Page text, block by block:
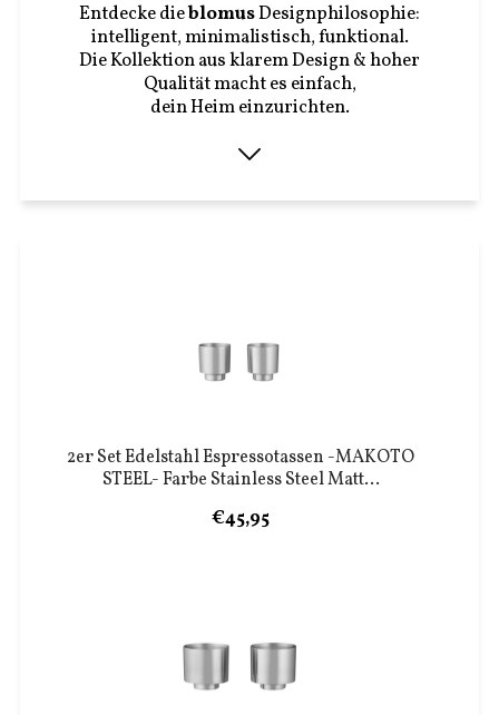
Entdecke dieblomusDesignphilosophie:
intelligent, minimalistisch, funktional.
Die Kollektion aus klarem Design & hoher
Qualität macht es einfach,
dein Heim einzurichten.
2er Set Edelstahl Espressotassen -MAKOTO
STEEL- Farbe Stainless Steel Matt...
€45,95